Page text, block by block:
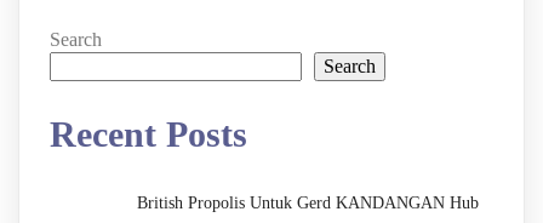
Search
Search
Recent Posts
British Propolis Untuk Gerd KANDANGAN Hub